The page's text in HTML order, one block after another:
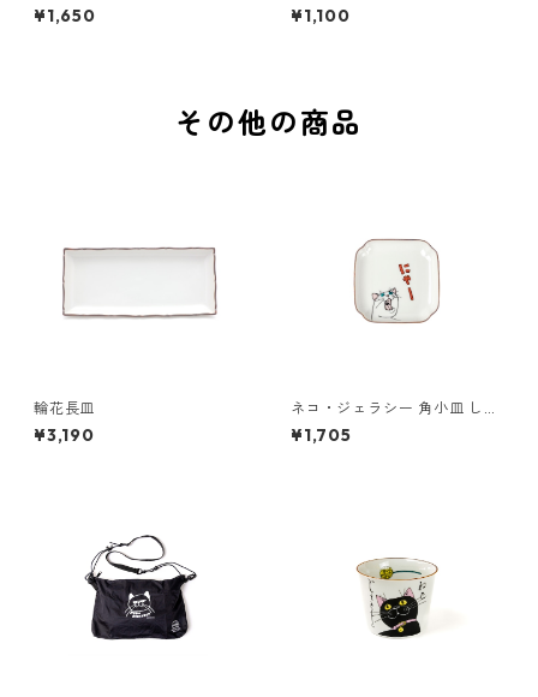
¥1,650 ¥1,100
その他の商品
輪花長皿
¥3,190
ネコ・ジェラシー 角小皿 しろ
ねこ
¥1,705